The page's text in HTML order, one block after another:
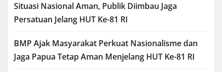
Situasi Nasional Aman, Publik Diimbau Jaga
Persatuan Jelang HUT Ke-81 RI
BMP Ajak Masyarakat Perkuat Nasionalisme dan
Jaga Papua Tetap Aman Menjelang HUT Ke-81 RI